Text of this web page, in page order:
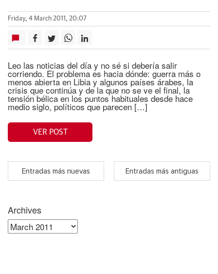
Friday, 4 March 2011, 20:07
Leo las noticias del día y no sé si debería salir
corriendo. El problema es hacia dónde: guerra más o
menos abierta en Libia y algunos países árabes, la
crisis que continúa y de la que no se ve el final, la
tensión bélica en los puntos habituales desde hace
medio siglo, políticos que parecen […]
VER POST
Entradas más nuevas Entradas más antiguas
Archives
Archives